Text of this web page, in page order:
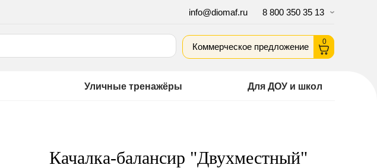
info@diomaf.ru 8 800 350 35 13
Коммерческое предложение
0
Уличные тренажёры Для ДОУ и школ
Качалка-балансир "Двухместный"